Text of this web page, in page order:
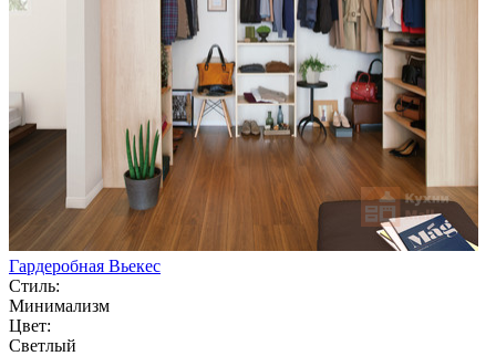
Гардеробная Вьекес
Стиль:
Минимализм
Цвет:
Светлый